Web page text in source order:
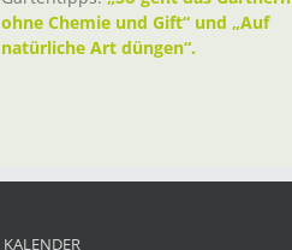
ohne Chemie und Gift“ und „Auf
natürliche Art düngen“.
KALENDER